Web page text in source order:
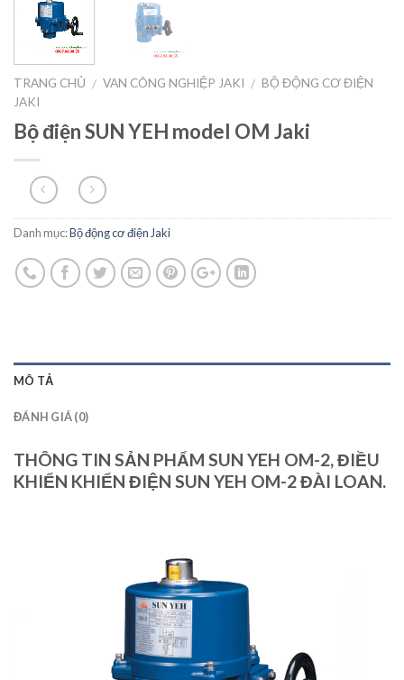
TRANG CHỦ / VAN CÔNG NGHIỆP JAKI / BỘ ĐỘNG CƠ ĐIỆN
JAKI
Bộ điện SUN YEH model OM Jaki
Danh mục:Bộ động cơ điện Jaki
MÔ TẢ
ĐÁNH GIÁ (0)
THÔNG TIN SẢN PHẨM SUN YEH OM-2, ĐIỀU
KHIỂN KHIỂN ĐIỆN SUN YEH OM-2 ĐÀI LOAN.